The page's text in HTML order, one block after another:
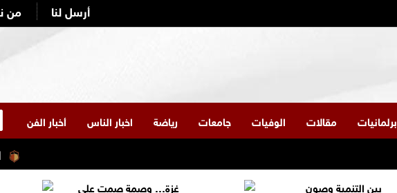
من أرسل لنا
برلمانيات مقالات الوفيات جامعات رياضة اخبار الناس أخبار الفن
بين التنمية وصون
غزة… وصمة صمت على